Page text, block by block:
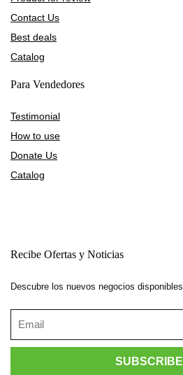
Contact Us
Best deals
Catalog
Para Vendedores
Testimonial
How to use
Donate Us
Catalog
Recibe Ofertas y Noticias
Descubre los nuevos negocios disponibles.